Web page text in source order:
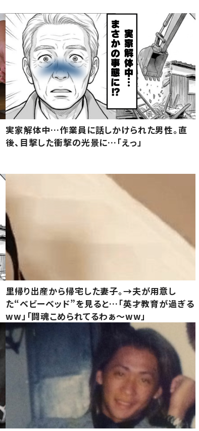
実家解体中…作業員に話しかけられた男性。直
後、目撃した衝撃の光景に…「えっ」
里帰り出産から帰宅した妻子。→夫が用意し
た“ベビーベッド”を見ると…「英才教育が過ぎる
ww」「闘魂こめられてるわぁ～ww」